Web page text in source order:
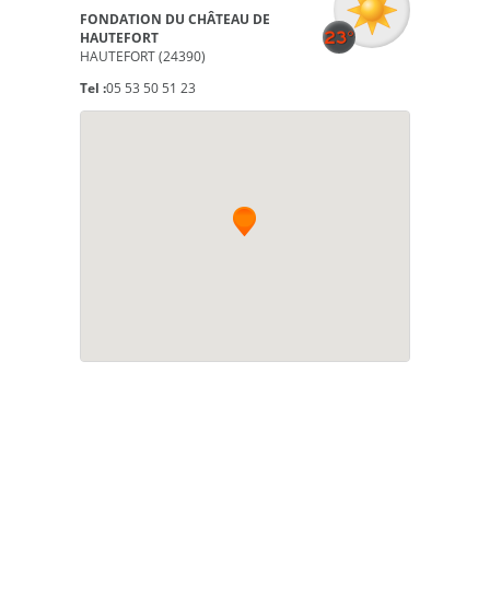
FONDATION DU CHÂTEAU DE
HAUTEFORT
HAUTEFORT (24390)
Tel :05 53 50 51 23